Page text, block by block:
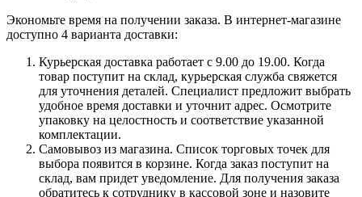
Экономьте время на получении заказа. В интернет-магазине
доступно 4 варианта доставки:
Курьерская доставка работает с 9.00 до 19.00. Когда
товар поступит на склад, курьерская служба свяжется
для уточнения деталей. Специалист предложит выбрать
удобное время доставки и уточнит адрес. Осмотрите
упаковку на целостность и соответствие указанной
комплектации.
Самовывоз из магазина. Список торговых точек для
выбора появится в корзине. Когда заказ поступит на
склад, вам придет уведомление. Для получения заказа
обратитесь к сотруднику в кассовой зоне и назовите